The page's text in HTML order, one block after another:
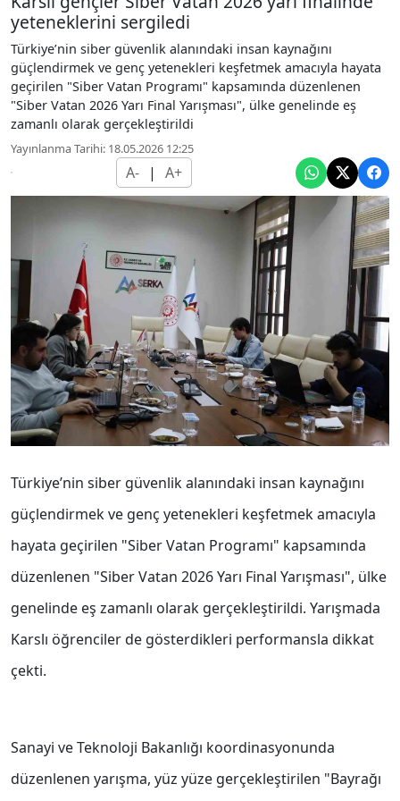
yeteneklerini sergiledi
Türkiye’nin siber güvenlik alanındaki insan kaynağını
güçlendirmek ve genç yetenekleri keşfetmek amacıyla hayata
geçirilen "Siber Vatan Programı" kapsamında düzenlenen
"Siber Vatan 2026 Yarı Final Yarışması", ülke genelinde eş
zamanlı olarak gerçekleştirildi
Yayınlanma Tarihi: 18.05.2026 12:25
A- | A+
Türkiye’nin siber güvenlik alanındaki insan kaynağını
güçlendirmek ve genç yetenekleri keşfetmek amacıyla
hayata geçirilen "Siber Vatan Programı" kapsamında
düzenlenen "Siber Vatan 2026 Yarı Final Yarışması", ülke
genelinde eş zamanlı olarak gerçekleştirildi. Yarışmada
Karslı öğrenciler de gösterdikleri performansla dikkat
çekti.
Sanayi ve Teknoloji Bakanlığı koordinasyonunda
düzenlenen yarışma, yüz yüze gerçekleştirilen "Bayrağı